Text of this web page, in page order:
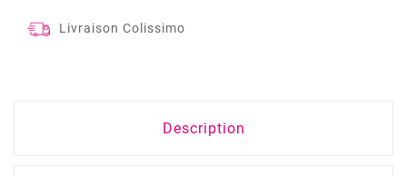
Livraison Colissimo
Description